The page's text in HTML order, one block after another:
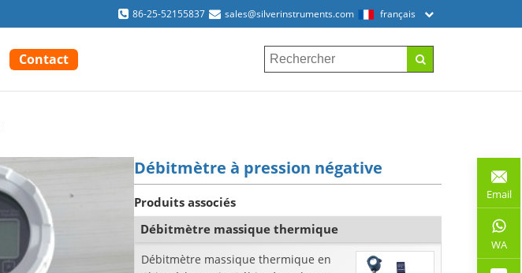
86-25-52155837 sales@silverinstruments.com français
Contact
Débitmètre à pression négative
Produits associés
Débitmètre massique thermique
Débitmètre massique thermique en
Email
WA